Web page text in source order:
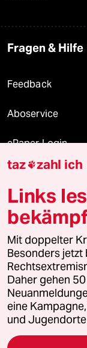
Fragen & Hilfe
Feedback
Aboservice
ePaper Login
Downloads für
© 2026 taz
Alle Rechte
wenden Sie sich bitte
Feedback
Leitlinie
Seitenwende
taz zahl ich
Links
Mit doppelter
Besonders jetzt
Daher gehen
eine
und